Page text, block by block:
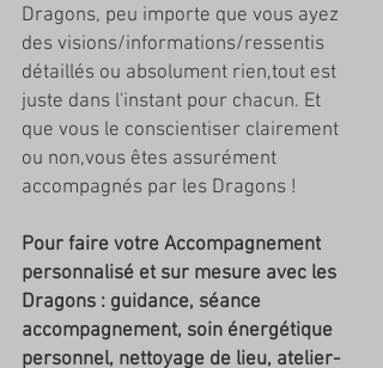
Dragons, peu importe que vous ayez
des visions/informations/ressentis
détaillés ou absolument rien,tout est
juste dans l'instant pour chacun. Et
que vous le conscientiser clairement
ou non,vous êtes assurément
accompagnés par les Dragons !
Pour faire votre Accompagnement
personnalisé et sur mesure avec les
Dragons : guidance, séance
accompagnement, soin énergétique
personnel, nettoyage de lieu, atelier-